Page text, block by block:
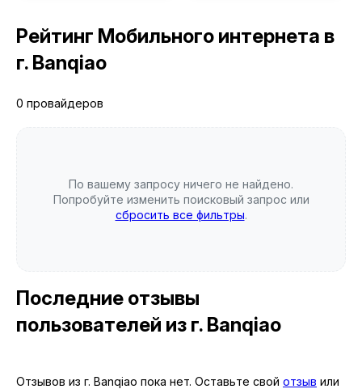
Рейтинг Мобильного интернета в
г. Banqiao
0 провайдеров
По вашему запросу ничего не найдено.
Попробуйте изменить поисковый запрос или
сбросить все фильтры.
Последние отзывы
пользователей из г. Banqiao
Отзывов из г. Banqiao пока нет. Оставьте свой отзыв или